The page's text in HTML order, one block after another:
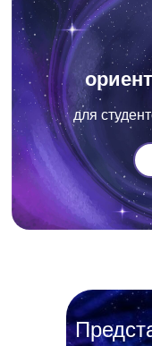
для